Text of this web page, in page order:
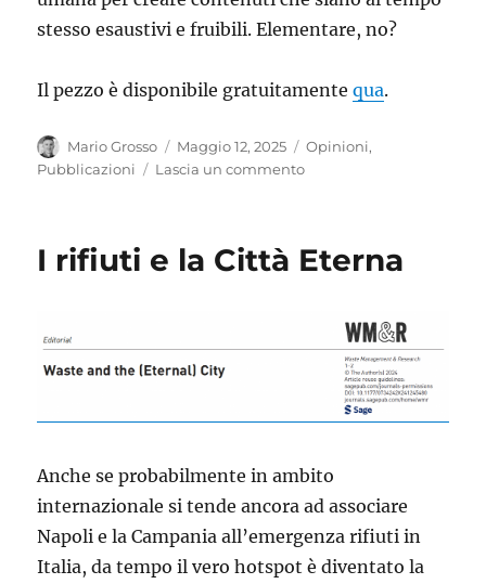
stesso esaustivi e fruibili. Elementare, no?
Il pezzo è disponibile gratuitamentequa.
Autore
Mario Grosso
Pubblicato
il
Maggio 12, 2025 Categorie
Opinioni,
Pubblicazioni
Lascia un commentosu
l’intelligenza
gestione
dei
rifiuti?
I rifiuti e la Città Eterna
Anche se probabilmente in ambito
internazionale si tende ancora ad associare
Napoli e la Campania all’emergenza rifiuti in
Italia, da tempo il vero hotspot è diventato la